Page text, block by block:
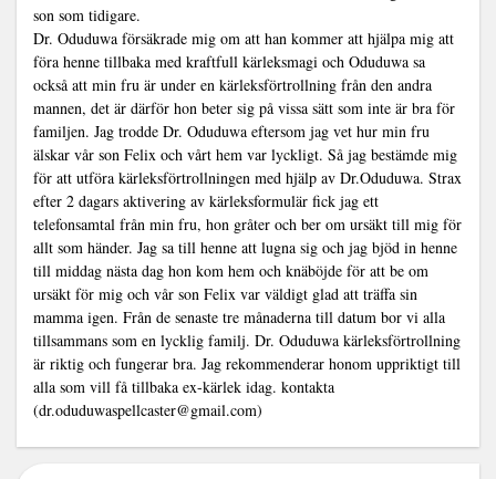
son som tidigare.
Dr. Oduduwa försäkrade mig om att han kommer att hjälpa mig att
föra henne tillbaka med kraftfull kärleksmagi och Oduduwa sa
också att min fru är under en kärleksförtrollning från den andra
mannen, det är därför hon beter sig på vissa sätt som inte är bra för
familjen. Jag trodde Dr. Oduduwa eftersom jag vet hur min fru
älskar vår son Felix och vårt hem var lyckligt. Så jag bestämde mig
för att utföra kärleksförtrollningen med hjälp av Dr.Oduduwa. Strax
efter 2 dagars aktivering av kärleksformulär fick jag ett
telefonsamtal från min fru, hon gråter och ber om ursäkt till mig för
allt som händer. Jag sa till henne att lugna sig och jag bjöd in henne
till middag nästa dag hon kom hem och knäböjde för att be om
ursäkt för mig och vår son Felix var väldigt glad att träffa sin
mamma igen. Från de senaste tre månaderna till datum bor vi alla
tillsammans som en lycklig familj. Dr. Oduduwa kärleksförtrollning
är riktig och fungerar bra. Jag rekommenderar honom uppriktigt till
alla som vill få tillbaka ex-kärlek idag. kontakta
(dr.oduduwaspellcaster@gmail.com)